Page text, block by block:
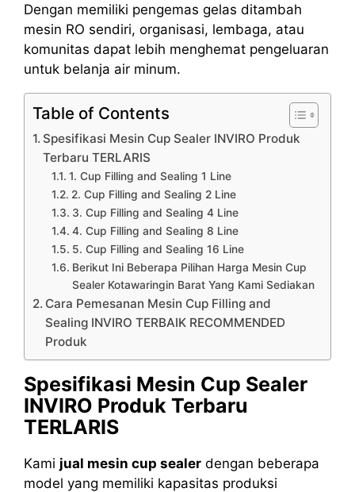
Dengan memiliki pengemas gelas ditambah
mesin RO sendiri, organisasi, lembaga, atau
komunitas dapat lebih menghemat pengeluaran
untuk belanja air minum.
Table of Contents
Spesifikasi Mesin Cup Sealer INVIRO Produk
Terbaru TERLARIS
1. Cup Filling and Sealing 1 Line
2. Cup Filling and Sealing 2 Line
3. Cup Filling and Sealing 4 Line
4. Cup Filling and Sealing 8 Line
5. Cup Filling and Sealing 16 Line
Berikut Ini Beberapa Pilihan Harga Mesin Cup
Sealer Kotawaringin Barat Yang Kami Sediakan
Cara Pemesanan Mesin Cup Filling and
Sealing INVIRO TERBAIK RECOMMENDED
Produk
Spesifikasi Mesin Cup Sealer
INVIRO Produk Terbaru
TERLARIS
Kami jual mesin cup sealer dengan beberapa
model yang memiliki kapasitas produksi